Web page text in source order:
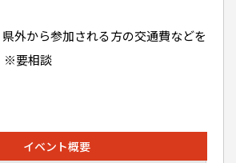
外から参加される方の交通費などを
※要相談
イベント概要